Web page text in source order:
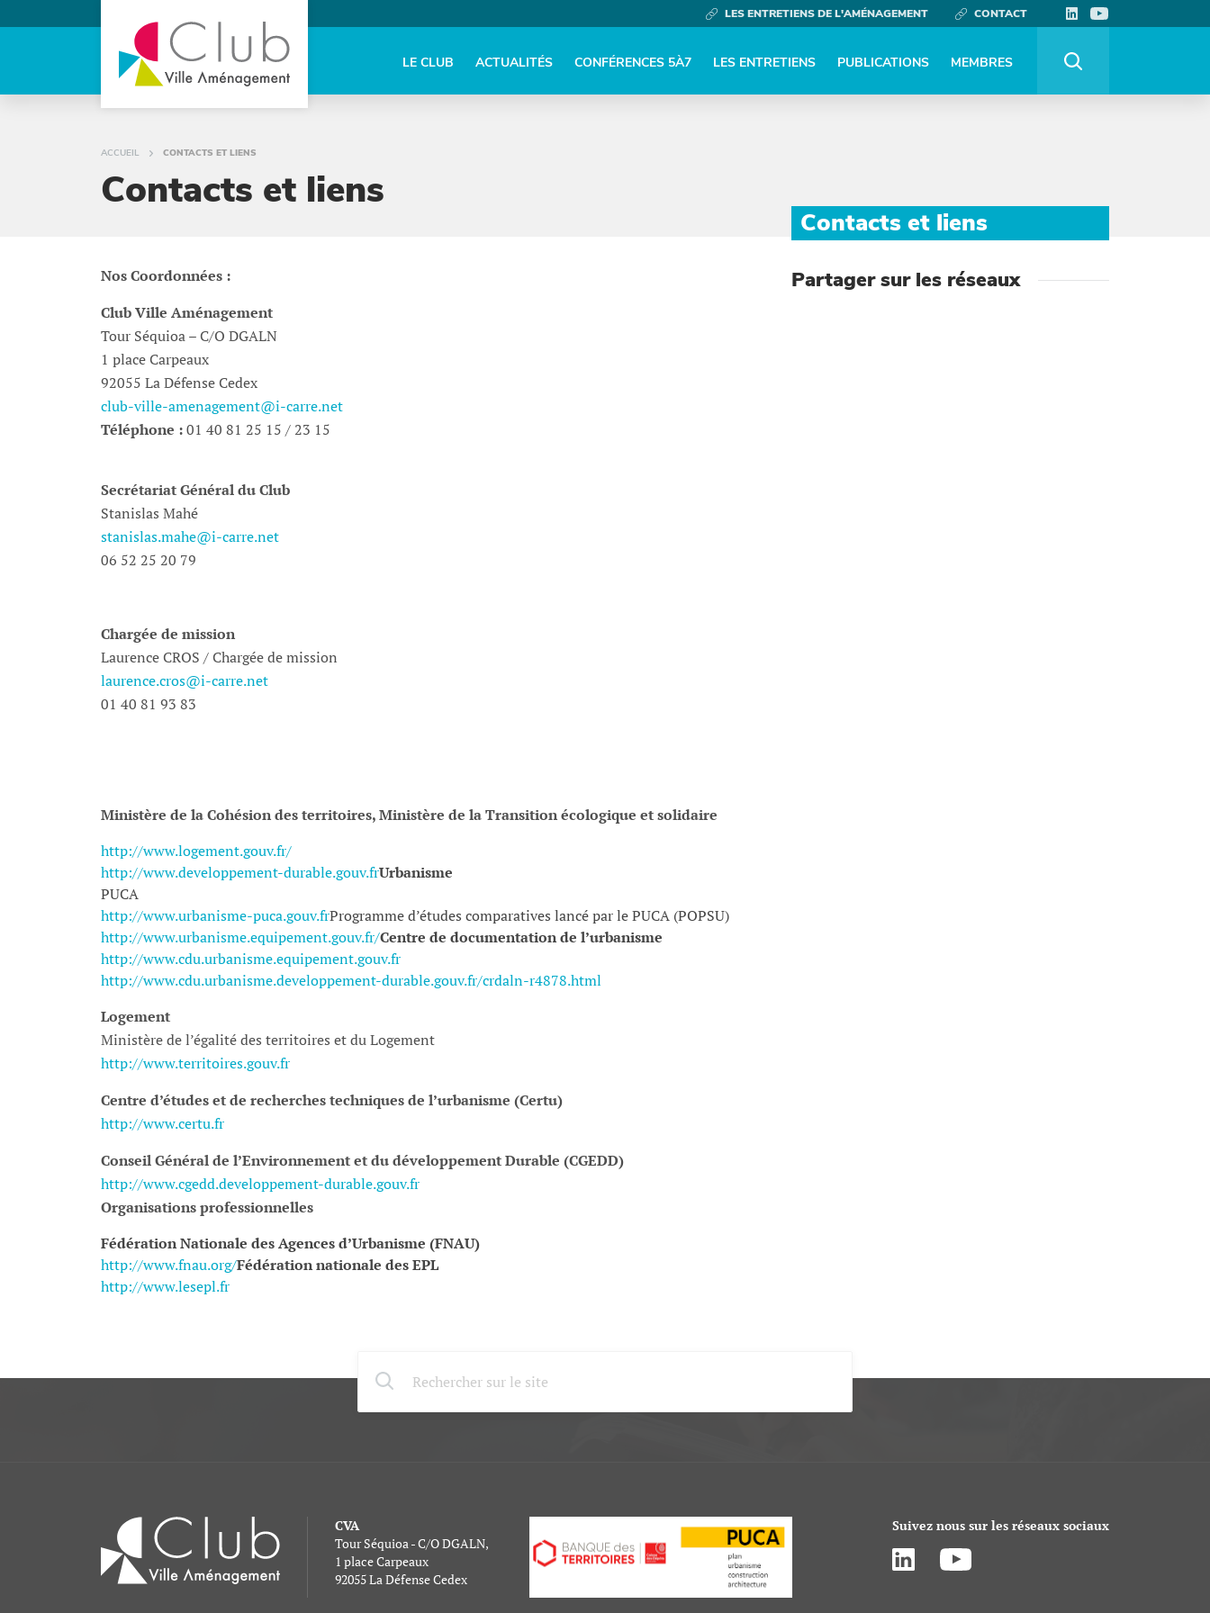
LES ENTRETIENS DE L'AMÉNAGEMENT CONTACT
LE CLUB ACTUALITÉS CONFÉRENCES 5À7 LES ENTRETIENS PUBLICATIONS MEMBRES
ACCUEIL CONTACTS ET LIENS
Contacts et liens
Nos Coordonnées :
Club Ville Aménagement
Tour Séquioa – C/O DGALN
1 place Carpeaux
92055 La Défense Cedex
club-ville-amenagement@i-carre.net
Téléphone :01 40 81 25 15 / 23 15
Secrétariat Général du Club
Stanislas Mahé
stanislas.mahe@i-carre.net
06 52 25 20 79
Chargée de mission
Laurence CROS / Chargée de mission
laurence.cros@i-carre.net
01 40 81 93 83
Ministère de la Cohésion des territoires, Ministère de la Transition écologique et solidaire
http://www.logement.gouv.fr/
http://www.developpement-durable.gouv.frUrbanisme
PUCA
http://www.urbanisme-puca.gouv.frProgramme d’études comparatives lancé par le PUCA (POPSU)
http://www.urbanisme.equipement.gouv.fr/Centre de documentation de l’urbanisme
http://www.cdu.urbanisme.equipement.gouv.fr
http://www.cdu.urbanisme.developpement-durable.gouv.fr/crdaln-r4878.html
Logement
Ministère de l’égalité des territoires et du Logement
http://www.territoires.gouv.fr
Centre d’études et de recherches techniques de l’urbanisme (Certu)
http://www.certu.fr
Conseil Général de l’Environnement et du développement Durable (CGEDD)
http://www.cgedd.developpement-durable.gouv.fr
Organisations professionnelles
Fédération Nationale des Agences d’Urbanisme (FNAU)
http://www.fnau.org/Fédération nationale des EPL
http://www.lesepl.fr
Contacts et liens
Partager sur les réseaux
CVA
Tour Séquioa - C/O DGALN,
1 place Carpeaux
92055 La Défense Cedex
Suivez nous sur les réseaux sociaux